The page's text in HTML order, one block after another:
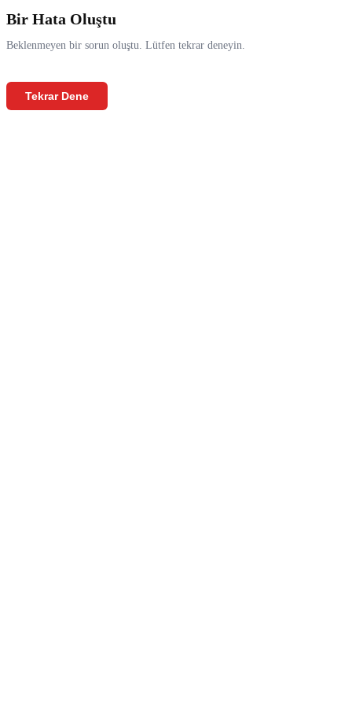
Bir Hata Oluştu
Beklenmeyen bir sorun oluştu. Lütfen tekrar deneyin.
Tekrar Dene